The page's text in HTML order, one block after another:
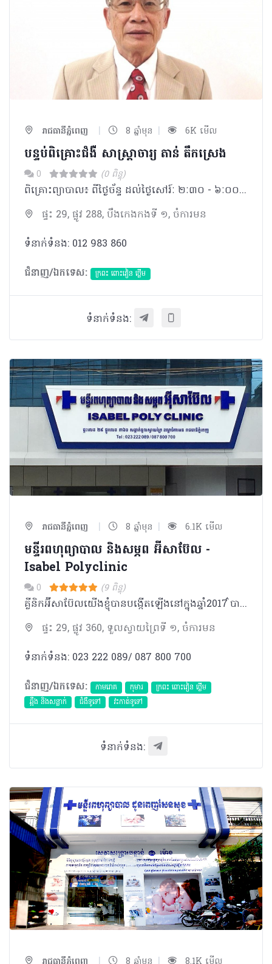
រាជធានីភ្នំពេញ | 8 ឆ្នាំមុន | 6K មើល
បន្ទប់ពិគ្រោះជំងឺ សាស្រ្តាចារ្យ តាន់ តឹកស្រេង
0 (0 ពិន្ទុ)
ពិគ្រោះព្យាបាល៖ ពីថ្ងៃច័ន្ទ​​ ដល់ថ្ងៃសៅរ៍ៈ ២ៈ៣០ - ៦ៈ០០ ផ្នែកឫសដូងបាត៖ ច័ន្ទ- អង្គារ-សុក្រៈ ៣ៈ០០​-៤ៈ០០
ផ្ទះ 29, ផ្លូវ 288, បឹងកេងកងទី ១, ចំការមន
ទំនាក់ទំនង: 012 983 860
ជំនាញ/ឯកទេស:
ក្រពះ ពោះវៀន ថ្លើម
ទំនាក់ទំនង:
រាជធានីភ្នំពេញ | 8 ឆ្នាំមុន | 6.1K មើល
មន្ទីរពហុព្យាបាល និងសម្ភព អ៊ីសាប៊ែល -
Isabel Polyclinic
0 (9 ពិន្ទុ)
គ្លីនិកអ៊ីសាប៊ែលយើងខ្ញុំបានបង្កើតឡើងនៅក្នុងឆ្នាំ2017 ៌បានបំពាក់ដោយឧបករណ៍បរិក្ខាពេទ្រថ្មីៗទំនើប​ និង ​មានក្រុមវិជ្ជបណ្ឌិតមានជំនាញ ប្រកបដោយភាពទុក្ខចិត្ត ។
ផ្ទះ 29, ផ្លូវ 360, ទួលស្វាយព្រៃទី ១, ចំការមន
ទំនាក់ទំនង: 023 222 089/ 087 800 700
ជំនាញ/ឯកទេស:
កាមរោគ កុមារ
ក្រពះ ពោះវៀន ថ្លើម
ឆ្អឹង និងសន្លាក់
ជំងឺទូទៅ វះកាត់ទូទៅ
ទំនាក់ទំនង: